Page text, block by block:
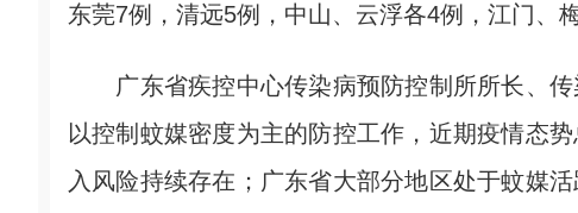
东莞7例，清远5例，中山、云浮各4例，江门、
广东省疾控中心传染病预防控制所所长、传
以控制蚊媒密度为主的防控工作，近期疫情态
入风险持续存在；广东省大部分地区处于蚊媒